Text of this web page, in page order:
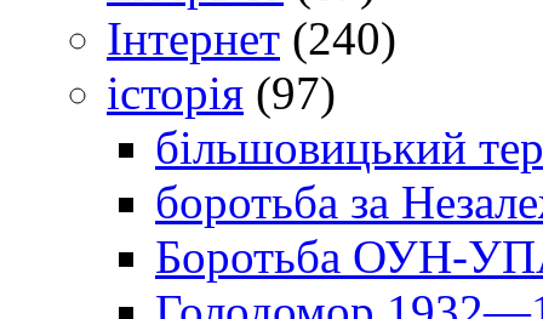
Інтернет (240)
історія (97)
більшовицький
боротьба за
Боротьба ОУН-УПА